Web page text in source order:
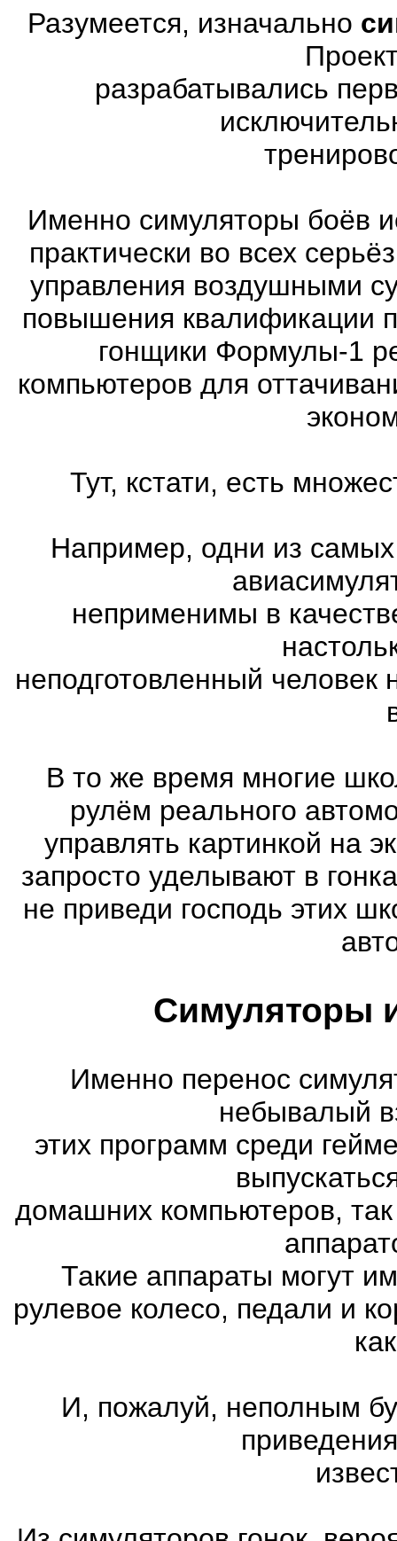
Разумеется, изначально
разрабатывались
Именно симуляторы боёв
практически во всех
управления воздушными
повышения квалификации
гонщики Формулы-1
компьютеров для
Тут, кстати, есть
Например, одни из
неприменимы в
неподготовленный
В то же время многие
рулём реального
управлять картинкой на
запросто уделывают в
не приведи господь этих
Симуляторы
Именно перенос
небывалый
этих программ среди
домашних компьютеров,
Такие аппараты могут
рулевое колесо, педали и
И, пожалуй, неполным